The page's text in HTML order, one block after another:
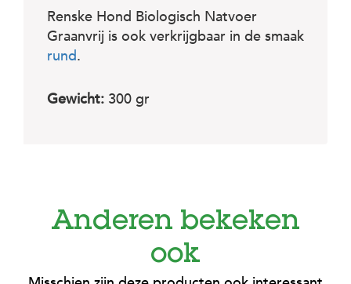
Renske Hond Biologisch Natvoer
Graanvrij is ook verkrijgbaar in de smaak
rund.
Gewicht: 300 gr
Anderen bekeken
ook